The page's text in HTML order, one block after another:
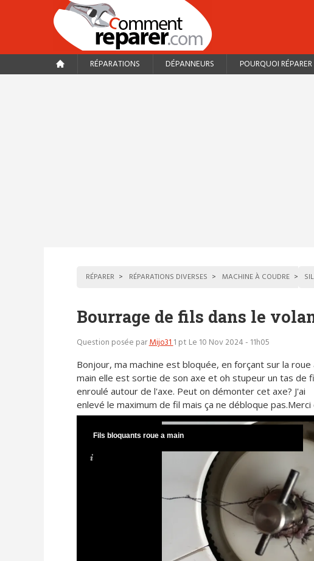
RÉPARATIONS DÉPANNEURS POURQUOI RÉPARER
RÉPARER RÉPARATIONS DIVERSES MACHINE À COUDRE
Bourrage de fils dans le
Question posée parMijo311 pt Le 10 Nov 2024 - 11h05
Bonjour, ma machine est bloquée, en forçant sur la roue
main elle est sortie de son axe et oh stupeur un tas de
enroulé autour de l'axe. Peut on démonter cet axe? J'ai
enlevé le maximum de fil mais ça ne débloque
Fils bloquants roue a main